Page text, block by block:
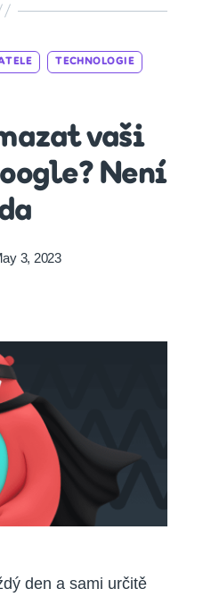
CategoriesTECHNOLOGIE
vaši
Není
3, 2023
den a sami určitě